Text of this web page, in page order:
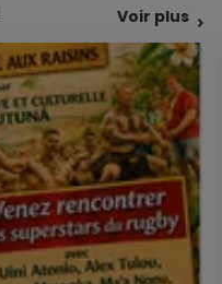
Voir plus